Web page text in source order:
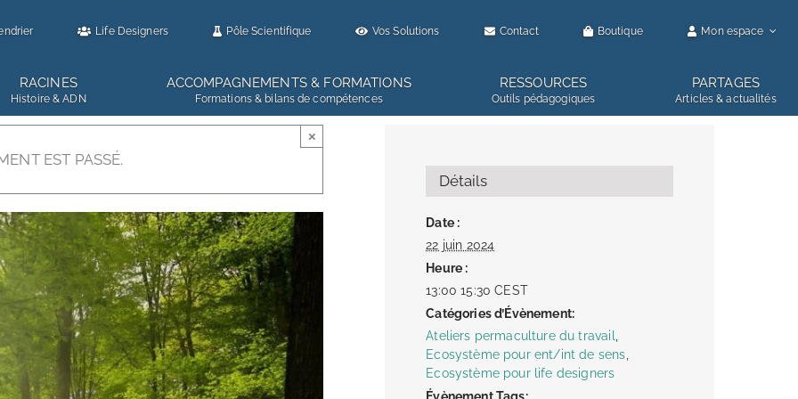
Life Designers Pôle Scientifique Vos Solutions Contact Boutique Mon espace
RACINES
Histoire & ADN
ACCOMPAGNEMENTS & FORMATIONS
Formations & bilans de compétences
RESSOURCES
Outils pédagogiques
PARTAGES
Articles & actualités
EST PASSÉ.
×
Détails
Date :
22 juin 2024
Heure :
13:00 15:30CEST
Catégories d’Évènement:
Ateliers permaculture du travail,
Ecosystème pour ent/int de sens,
Ecosystème pour life designers